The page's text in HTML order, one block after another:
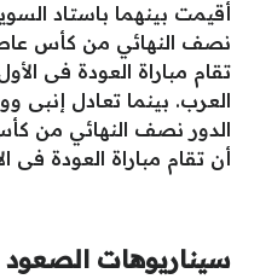
أقيمت بينهما باستاد
نصف النهائي من كأس
تقام مباراة العودة فى
العرب. بينما تعادل إنبى
الدور نصف النهائي من
أن تقام مباراة العودة فى
سيناريوهات